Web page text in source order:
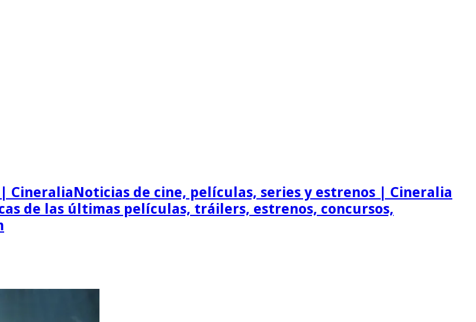
Noticias de cine, películas, series y estrenos | Cineralia
de las últimas películas, tráilers, estrenos, concursos,